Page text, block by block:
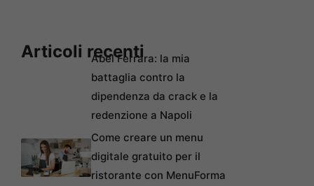
Articoli recenti
Abel Ferrara: la mia
battaglia contro la
dipendenza da crack e la
redenzione a Napoli
Come creare un menu
digitale gratuito per il
ristorante con MenuForma